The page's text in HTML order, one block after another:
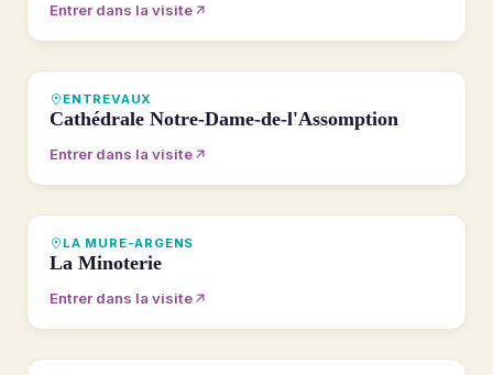
Entrer dans la visite
VISITE 360°
ENTREVAUX
Cathédrale Notre-Dame-de-l'Assomption
Entrer dans la visite
VISITE 360°
LA MURE-ARGENS
La Minoterie
Entrer dans la visite